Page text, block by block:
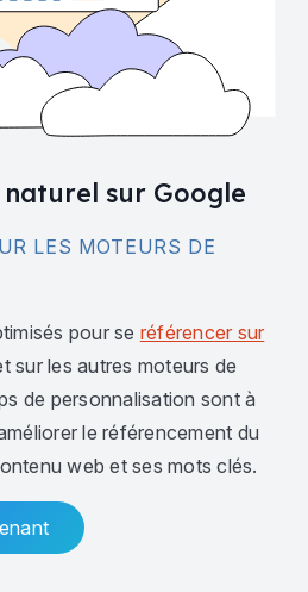
sur Google
LES MOTEURS DE
pour se référencer sur
sur les autres moteurs de
de personnalisation sont à
le référencement du
web et ses mots clés.